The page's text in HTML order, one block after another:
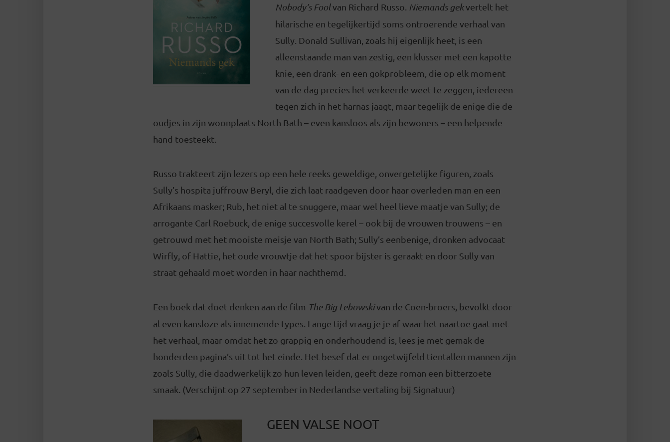
Nobody’s Foolvan Richard Russo. Niemands gekvertelt het
hilarische en tegelijkertijd soms ontroerende verhaal van
Sully. Donald Sullivan, zoals hij eigenlijk heet, is een
alleenstaande man van zestig, een klusser met een kapotte
knie, een drank- en een gokprobleem, die op elk moment
van de dag precies het verkeerde weet te zeggen, iedereen
tegen zich in het harnas jaagt, maar tegelijk de enige die de
oudjes in zijn woonplaats North Bath – even kansloos als zijn bewoners – een helpende
hand toesteekt.
Russo trakteert zijn lezers op een hele reeks geweldige, onvergetelijke figuren, zoals
Sully’s hospita juffrouw Beryl, die zich laat raadgeven door haar overleden man en een
Afrikaans masker; Rub, het niet al te snuggere, maar wel heel lieve maatje van Sully; de
arrogante Carl Roebuck, de enige succesvolle kerel – ook bij de vrouwen trouwens – en
getrouwd met het mooiste meisje van North Bath; Sully’s eenbenige, dronken advocaat
Wirfly, of Hattie, het oude vrouwtje dat het spoor bijster is geraakt en door Sully van
straat gehaald moet worden in haar nachthemd.
Een boek dat doet denken aan de film The Big Lebowskivan de Coen-broers, bevolkt door
al even kansloze als innemende types. Lange tijd vraag je je af waar het naartoe gaat met
het verhaal, maar omdat het zo grappig en onderhoudend is, lees je met gemak de
honderden pagina’s uit tot het einde. Het besef dat er ongetwijfeld tientallen mannen zijn
zoals Sully, die daadwerkelijk zo hun leven leiden, geeft deze roman een bitterzoete
smaak. (Verschijnt op 27 september in Nederlandse vertaling bij Signatuur)
GEEN VALSE NOOT